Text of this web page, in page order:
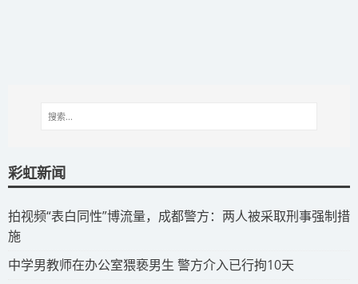
彩虹新闻
拍视频“表白同性”博流量，成都警方：两人被采取刑事强制措
施
​中学男教师在办公室猥亵男生 警方介入已行拘10天